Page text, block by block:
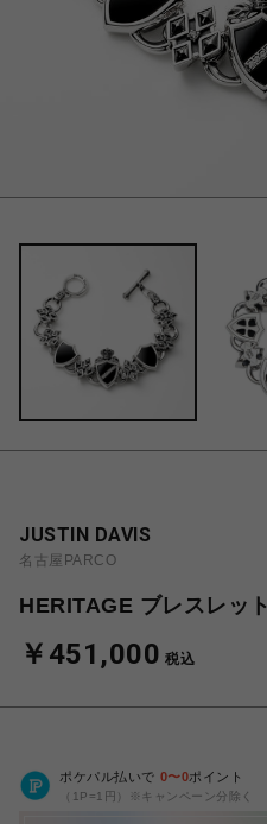
JUSTIN DAVIS
名古屋PARCO
HERITAGE ブレスレット
￥451,000 税込
ポケパル払いで 0〜0ポイント
（1P=1円）※キャンペーン分除く